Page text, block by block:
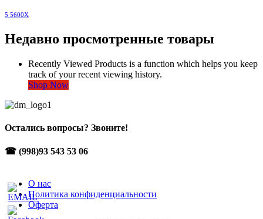
5 5600X
Недавно просмотренные товары
Recently Viewed Products is a function which helps you keep
track of your recent viewing history.
Shop Now
Остались вопросы? Звоните!
☎ (998)93 543 53 06
О нас
Политика конфиденциальности
Оферта